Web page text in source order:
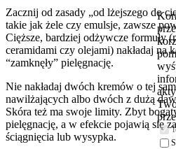
Zacznij od zasady „od lżejszego do
takie jak żele czy emulsje, zawsze
Cięższe, bardziej odżywcze formuły
ceramidami czy olejami) nakładaj na
“zamknęły” pielęgnację.
Nie nakładaj dwóch kremów o tej
nawilżających albo dwóch z dużą
Skóra też ma swoje limity. Zbyt
pielęgnację, a w efekcie pojawią się
ściągnięcia lub wysypka.